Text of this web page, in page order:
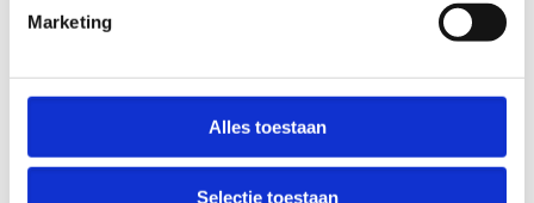
Marketing
Alles toestaan
Selectie toestaan
ZIJ ZIJN SINDS KORT ALLEMAAL GESLAAGD!